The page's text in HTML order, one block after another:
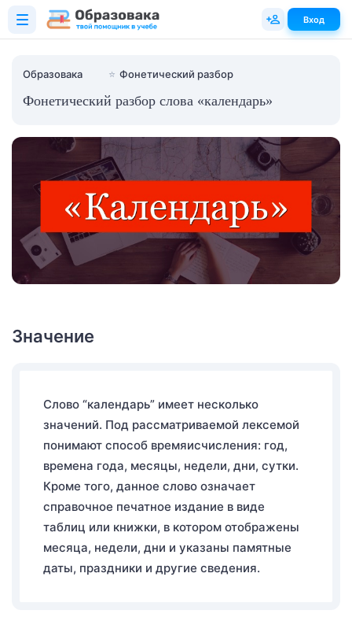
Образовака ⭐ Фонетический разбор
Фонетический разбор слова «календарь»
Значение
Слово “календарь” имеет несколько
значений. Под рассматриваемой лексемой
понимают способ времяисчисления: год,
времена года, месяцы, недели, дни, сутки.
Кроме того, данное слово означает
справочное печатное издание в виде
таблиц или книжки, в котором отображены
месяца, недели, дни и указаны памятные
даты, праздники и другие сведения.
Вход